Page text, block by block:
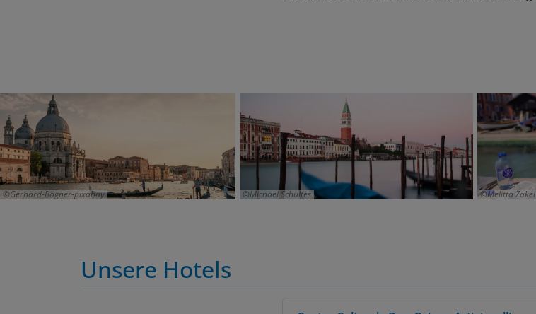
Gerhard-Bögner-pixabay Michael Schultes Melitta Zakel
Unsere Hotels